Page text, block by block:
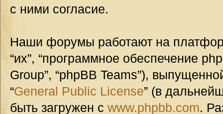
с ними согласие.
Наши форумы работают на
“их”, “программное обеспечение
Group”, “phpBB Teams”),
“General Public License” (в
быть загружен с www.phpbb.com.